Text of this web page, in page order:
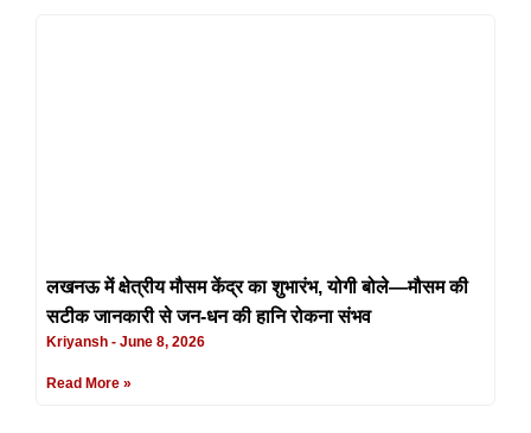
लखनऊ में क्षेत्रीय मौसम केंद्र का शुभारंभ, योगी बोले—मौसम की
सटीक जानकारी से जन-धन की हानि रोकना संभव
Kriyansh June 8, 2026
Read More »